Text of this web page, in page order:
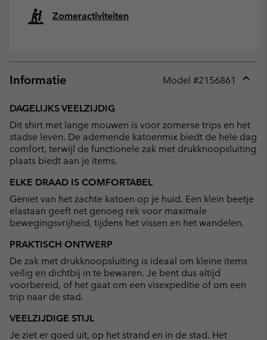
Zomeractiviteiten
Informatie Model #2156861
DAGELIJKS VEELZIJDIG
Dit shirt met lange mouwen is voor zomerse trips en het
stadse leven. De ademende katoenmix biedt de hele dag
comfort, terwijl de functionele zak met drukknoopsluiting
plaats biedt aan je items.
ELKE DRAAD IS COMFORTABEL
Geniet van het zachte katoen op je huid. Een klein beetje
elastaan geeft net genoeg rek voor maximale
bewegingsvrijheid, tijdens het vissen en het wandelen.
PRAKTISCH ONTWERP
De zak met drukknoopsluiting is ideaal om kleine items
veilig en dichtbij in te bewaren. Je bent dus altijd
voorbereid, of het gaat om een visexpeditie of om een
trip naar de stad.
VEELZIJDIGE STIJL
Je ziet er goed uit, op het strand en in de stad. Het